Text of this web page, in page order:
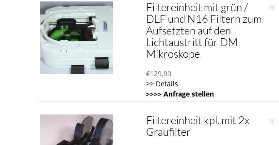
Filtereinheit mit grün /
DLF und N16 Filtern zum
Aufsetzten auf den
Lichtaustritt für DM
Mikroskope
€129,00
>> Details
>>>> Anfrage stellen
Filtereinheit kpl. mit 2x
Graufilter